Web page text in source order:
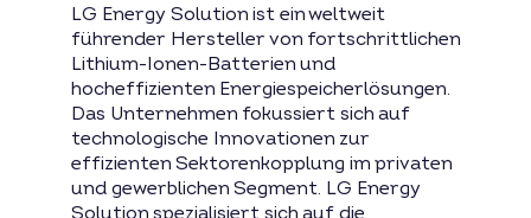
LG Energy Solution ist ein weltweit
führender Hersteller von fortschrittlichen
Lithium-Ionen-Batterien und
hocheffizienten Energiespeicherlösungen.
Das Unternehmen fokussiert sich auf
technologische Innovationen zur
effizienten Sektorenkopplung im privaten
und gewerblichen Segment. LG Energy
Solution spezialisiert sich auf die